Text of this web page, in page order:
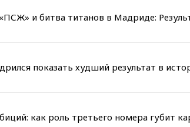
и битва титанов в Мадриде:
показать худший результат в
как роль третьего номера губит